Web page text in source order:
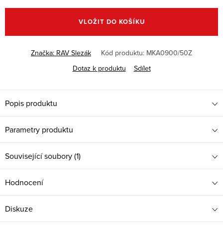
cena:
VLOŽIT DO KOŠÍKU
Značka: RAV Slezák Kód produktu: MKA0900/50Z
Dotaz k produktu
Sdílet
Popis produktu
Parametry produktu
Související soubory (1)
Hodnocení
Diskuze